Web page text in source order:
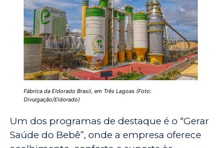
Fábrica da Eldorado Brasil, em Três Lagoas (Foto:
Divulgação/Eldorado)
Um dos programas de destaque é o “Gerar
Saúde do Bebê”, onde a empresa oferece